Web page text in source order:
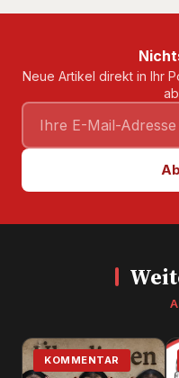
Neue Artikel direkt in Ihr
KOMMENTAR